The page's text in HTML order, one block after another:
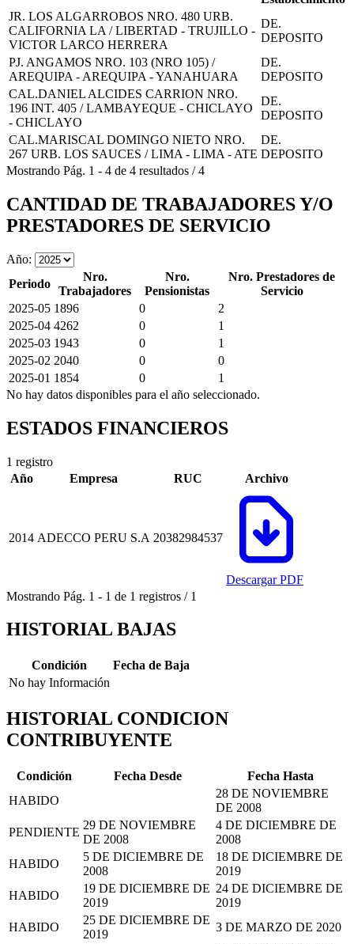
JR. LOS ALGARROBOS NRO. 480 URB.
CALIFORNIA LA / LIBERTAD - TRUJILLO -
VICTOR LARCO HERRERA
DE.
DEPOSITO
PJ. ANGAMOS NRO. 103 (NRO 105) /
AREQUIPA - AREQUIPA - YANAHUARA
DE.
DEPOSITO
CAL.DANIEL ALCIDES CARRION NRO.
196 INT. 405 / LAMBAYEQUE - CHICLAYO
- CHICLAYO
DE.
DEPOSITO
CAL.MARISCAL DOMINGO NIETO NRO.
267 URB. LOS SAUCES / LIMA - LIMA - ATE
DE.
DEPOSITO
Mostrando Pág. 1 - 4 de 4 resultados /4
CANTIDAD DE TRABAJADORES Y/O
PRESTADORES DE SERVICIO
Año:
Periodo
Nro.
Trabajadores
Nro.
Pensionistas
Nro. Prestadores de
Servicio
2025-05 1896 0
2
2025-04 4262 0
1
2025-03 1943 0
1
2025-02 2040 0
0
2025-01 1854 0
1
No hay datos disponibles para el año seleccionado.
ESTADOS FINANCIEROS
1 registro
Año
Empresa RUC Archivo
2014 ADECCO PERU S.A 20382984537
Descargar PDF
Mostrando Pág. 1 - 1 de 1 registros / 1
HISTORIAL BAJAS
Condición
Fecha de Baja
No hay Información
HISTORIAL CONDICION
CONTRIBUYENTE
Condición Fecha Desde
Fecha Hasta
HABIDO
28 DE NOVIEMBRE
DE 2008
PENDIENTE
29 DE NOVIEMBRE
DE 2008
4 DE DICIEMBRE DE
2008
HABIDO
5 DE DICIEMBRE DE
2008
18 DE DICIEMBRE DE
2019
HABIDO
19 DE DICIEMBRE DE
2019
24 DE DICIEMBRE DE
2019
HABIDO
25 DE DICIEMBRE DE
2019
3 DE MARZO DE 2020